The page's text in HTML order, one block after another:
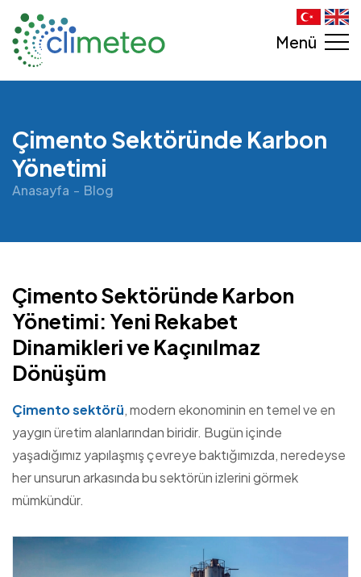
Menü
Çimento Sektöründe Karbon
Yönetimi
Anasayfa Blog
Çimento Sektöründe Karbon
Yönetimi: Yeni Rekabet
Dinamikleri ve Kaçınılmaz
Dönüşüm
Çimento sektörü, modern ekonominin en temel ve en
yaygın üretim alanlarından biridir. Bugün içinde
yaşadığımız yapılaşmış çevreye baktığımızda, neredeyse
her unsurun arkasında bu sektörün izlerini görmek
mümkündür.